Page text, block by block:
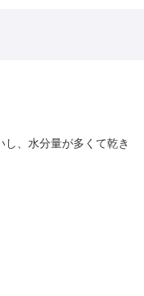
、水分量が多くて乾き